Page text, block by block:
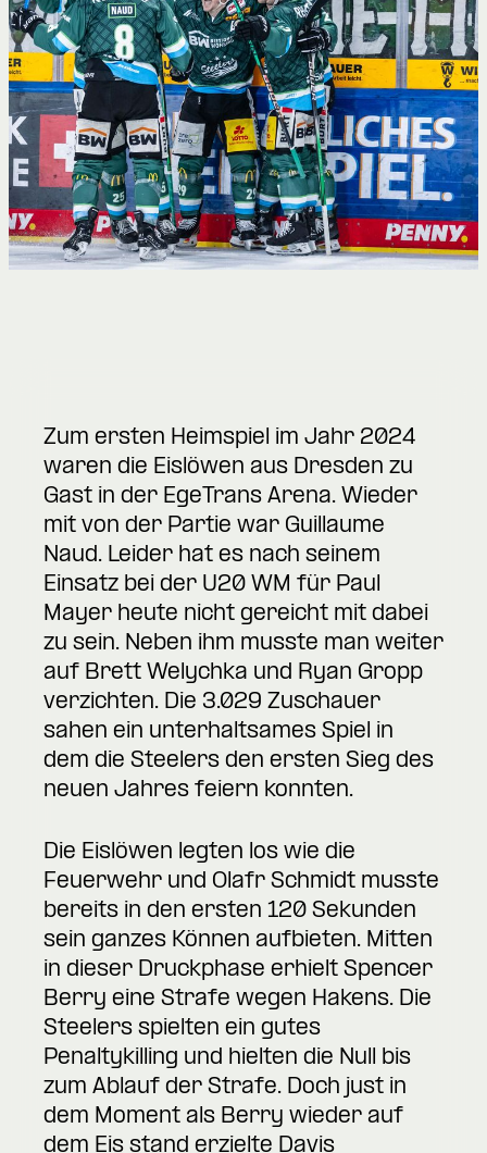
Zum ersten Heimspiel im Jahr 2024
waren die Eislöwen aus Dresden zu
Gast in der EgeTrans Arena. Wieder
mit von der Partie war Guillaume
Naud. Leider hat es nach seinem
Einsatz bei der U20 WM für Paul
Mayer heute nicht gereicht mit dabei
zu sein. Neben ihm musste man weiter
auf Brett Welychka und Ryan Gropp
verzichten. Die 3.029 Zuschauer
sahen ein unterhaltsames Spiel in
dem die Steelers den ersten Sieg des
neuen Jahres feiern konnten.
Die Eislöwen legten los wie die
Feuerwehr und Olafr Schmidt musste
bereits in den ersten 120 Sekunden
sein ganzes Können aufbieten. Mitten
in dieser Druckphase erhielt Spencer
Berry eine Strafe wegen Hakens. Die
Steelers spielten ein gutes
Penaltykilling und hielten die Null bis
zum Ablauf der Strafe. Doch just in
dem Moment als Berry wieder auf
dem Eis stand erzielte Davis